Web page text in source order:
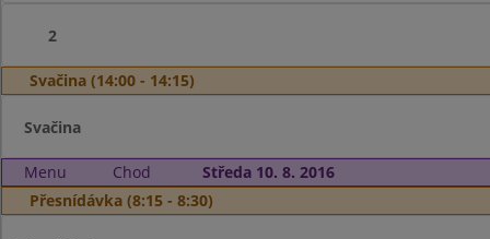
2
Svačina (14:00 - 14:15)
Svačina
Menu Chod
Středa 10. 8. 2016
Přesnídávka (8:15 - 8:30)